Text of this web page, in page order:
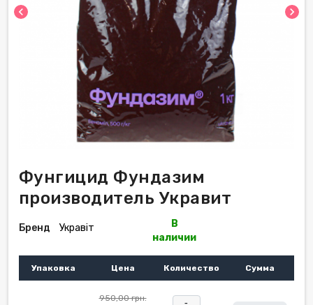
chevron_left chevron_right
Фунгицид Фундазим
производитель Укравит
Бренд Укравіт
В
наличии
Упаковка Цена Количество Сумма
950,00 грн.